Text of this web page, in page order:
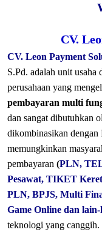
CV.
CV. Leon Payment
S.Pd. adalah unit usaha
perusahaan yang
pembayaran multi
dan sangat dibutuhkan
dikombinasikan
memungkinkan
pembayaran (PLN,
Pesawat, TIKET
PLN, BPJS, Multi
Game Online dan
teknologi yang canggih.